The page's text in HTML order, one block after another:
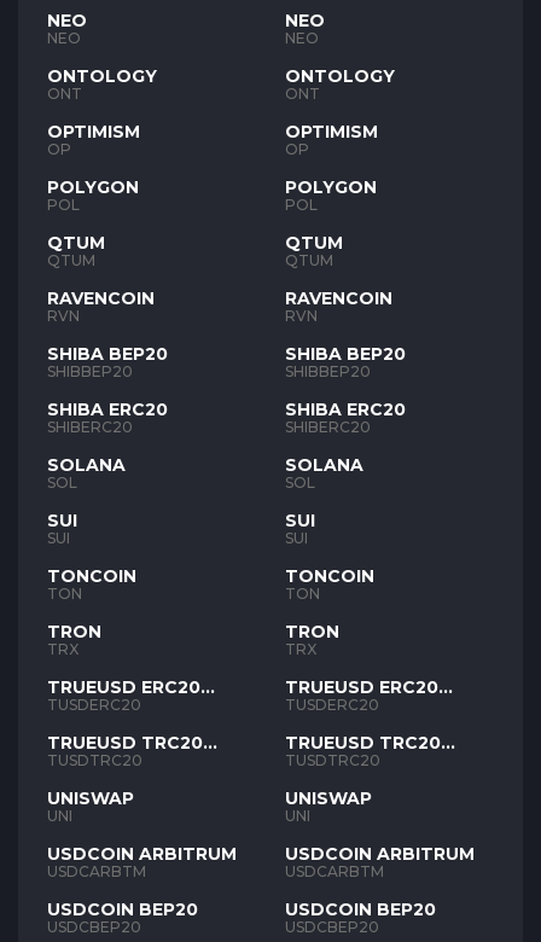
NEO
NEO
ONTOLOGY
ONT
OPTIMISM
OP
POLYGON
POL
QTUM
QTUM
RAVENCOIN
RVN
SHIBA BEP20
SHIBBEP20
SHIBA ERC20
SHIBERC20
SOLANA
SOL
SUI
SUI
TONCOIN
TON
TRON
TRX
TRUEUSD ERC20
TUSD
TUSDERC20
TRUEUSD TRC20
TUSD
TUSDTRC20
UNISWAP
UNI
USDCOIN ARBITRUM
USDCARBTM
USDCOIN BEP20
USDCBEP20
NEO
NEO
ONTOLOGY
ONT
OPTIMISM
OP
POLYGON
POL
QTUM
QTUM
RAVENCOIN
RVN
SHIBA BEP20
SHIBBEP20
SHIBA ERC20
SHIBERC20
SOLANA
SOL
SUI
SUI
TONCOIN
TON
TRON
TRX
TRUEUSD ERC20
TUSD
TUSDERC20
TRUEUSD TRC20
TUSD
TUSDTRC20
UNISWAP
UNI
USDCOIN ARBITRUM
USDCARBTM
USDCOIN BEP20
USDCBEP20